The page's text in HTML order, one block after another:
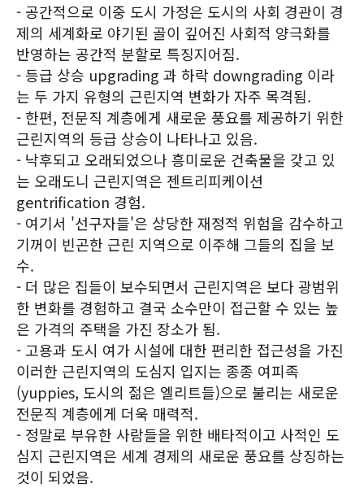
- 공간적으로 이중 도시 가정은 도시의 사회 경관이 경
제의 세계화로 야기된 골이 깊어진 사회적 양극화를
반영하는 공간적 분할로 특징지어짐.
- 등급 상승 upgrading 과 하락 downgrading 이라
는 두 가지 유형의 근린지역 변화가 자주 목격됨.
- 한편, 전문직 계층에게 새로운 풍요를 제공하기 위한
근린지역의 등급 상승이 나타나고 있음.
- 낙후되고 오래되었으나 흥미로운 건축물을 갖고 있
는 오래도니 근린지역은 젠트리피케이션
gentrification 경험.
- 여기서 '선구자들'은 상당한 재정적 위험을 감수하고
기꺼이 빈곤한 근린 지역으로 이주해 그들의 집을 보
수.
- 더 많은 집들이 보수되면서 근린지역은 보다 광범위
한 변화를 경험하고 결국 소수만이 접근할 수 있는 높
은 가격의 주택을 가진 장소가 됨.
- 고용과 도시 여가 시설에 대한 편리한 접근성을 가진
이러한 근린지역의 도심지 입지는 종종 여피족
(yuppies, 도시의 젊은 엘리트들)으로 불리는 새로운
전문직 계층에게 더욱 매력적.
- 정말로 부유한 사람들을 위한 배타적이고 사적인 도
심지 근린지역은 세계 경제의 새로운 풍요를 상징하는
것이 되었음.